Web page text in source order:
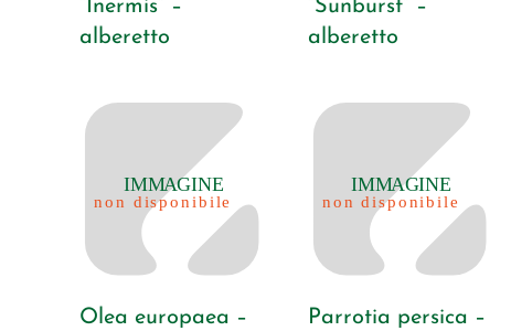
“Inermis” –
alberetto
“Sunburst” –
alberetto
Olea europaea –
Parrotia persica –